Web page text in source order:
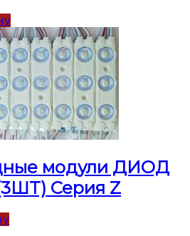
модули ДИОД
Серия Z